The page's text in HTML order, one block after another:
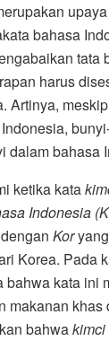
bahasa
tata
harus
Artinya,
dalam bahasa
ketika kata
Indonesia
Kor
Korea. Pada
bahwa kata ini
makanan khas
bahwakimci